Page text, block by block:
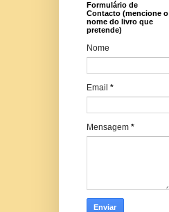
Formulário de
Contacto (mencione o
nome do livro que
pretende)
Nome
Email *
Mensagem *